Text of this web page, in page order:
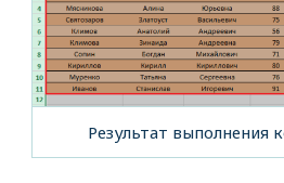
Результат выполнения